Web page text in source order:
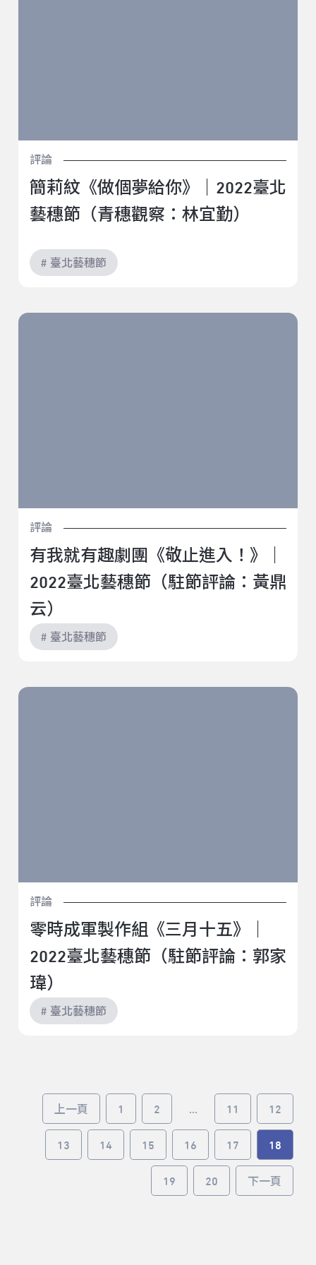
評論
簡莉紋《做個夢給你》｜2022臺北
藝穗節（青穗觀察：林宜勤）
# 臺北藝穗節
有我就有趣劇團《敬止進入！》｜2022臺北藝穗節（駐
評論
有我就有趣劇團《敬止進入！》｜
2022臺北藝穗節（駐節評論：黃鼎
云）
# 臺北藝穗節
零時成軍製作組《三月十五》｜2022臺北藝穗節（駐節
評論
零時成軍製作組《三月十五》｜
2022臺北藝穗節（駐節評論：郭家
瑋）
# 臺北藝穗節
上一頁 1 2 ... 11 12
13 14 15 16 17 18
19 20 下一頁